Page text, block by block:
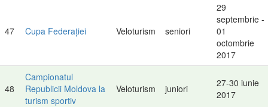
47 Cupa Federației Veloturism seniori
29
septembrie -
01
octombrie
2017
48
Campionatul
Republicii Moldova la
turism sportiv
Veloturism juniori
27-30 iunie
2017